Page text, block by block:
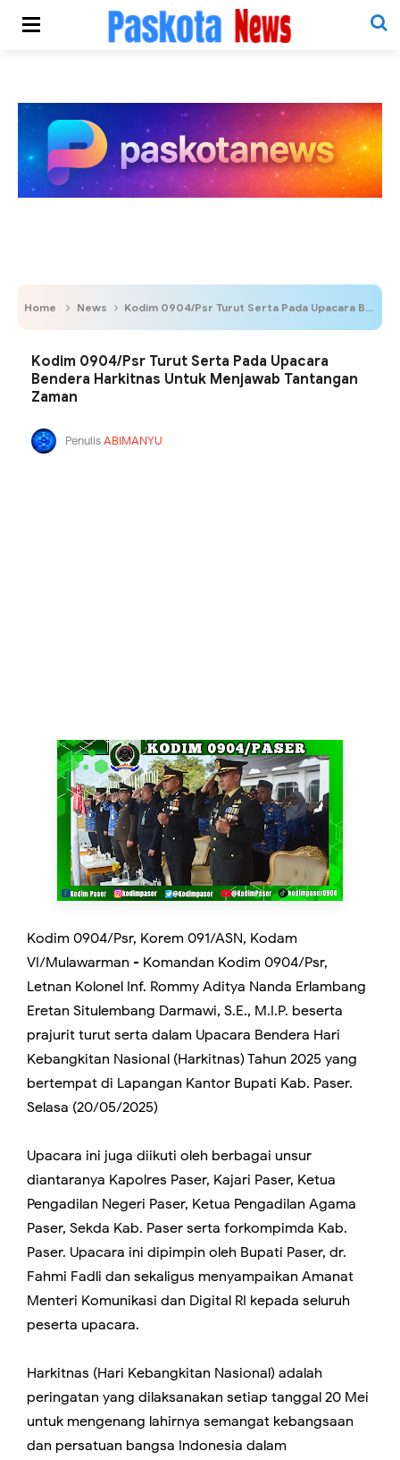
Home News Kodim 0904/Psr Turut Serta Pada Upacara Bendera Harkitnas Untuk Menjawab Tantangan Zaman
Kodim 0904/Psr Turut Serta Pada Upacara
Bendera Harkitnas Untuk Menjawab Tantangan
Zaman
PenulisABIMANYU
Kodim 0904/Psr, Korem 091/ASN, Kodam
VI/Mulawarman - Komandan Kodim 0904/Psr,
Letnan Kolonel Inf. Rommy Aditya Nanda Erlambang
Eretan Situlembang Darmawi, S.E., M.I.P. beserta
prajurit turut serta dalam Upacara Bendera Hari
Kebangkitan Nasional (Harkitnas) Tahun 2025 yang
bertempat di Lapangan Kantor Bupati Kab. Paser.
Selasa (20/05/2025)
Upacara ini juga diikuti oleh berbagai unsur
diantaranya Kapolres Paser, Kajari Paser, Ketua
Pengadilan Negeri Paser, Ketua Pengadilan Agama
Paser, Sekda Kab. Paser serta forkompimda Kab.
Paser. Upacara ini dipimpin oleh Bupati Paser, dr.
Fahmi Fadli dan sekaligus menyampaikan Amanat
Menteri Komunikasi dan Digital RI kepada seluruh
peserta upacara.
Harkitnas (Hari Kebangkitan Nasional) adalah
peringatan yang dilaksanakan setiap tanggal 20 Mei
untuk mengenang lahirnya semangat kebangsaan
dan persatuan bangsa Indonesia dalam